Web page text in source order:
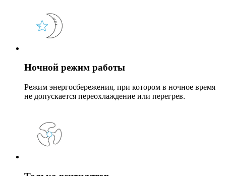
Ночной режим работы
Режим энергосбережения, при котором в ночное время
не допускается переохлаждение или перегрев.